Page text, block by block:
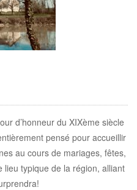
d’honneur du XIXème siècle
pensé pour accueillir
au cours de mariages, fêtes,
typique de la région, alliant